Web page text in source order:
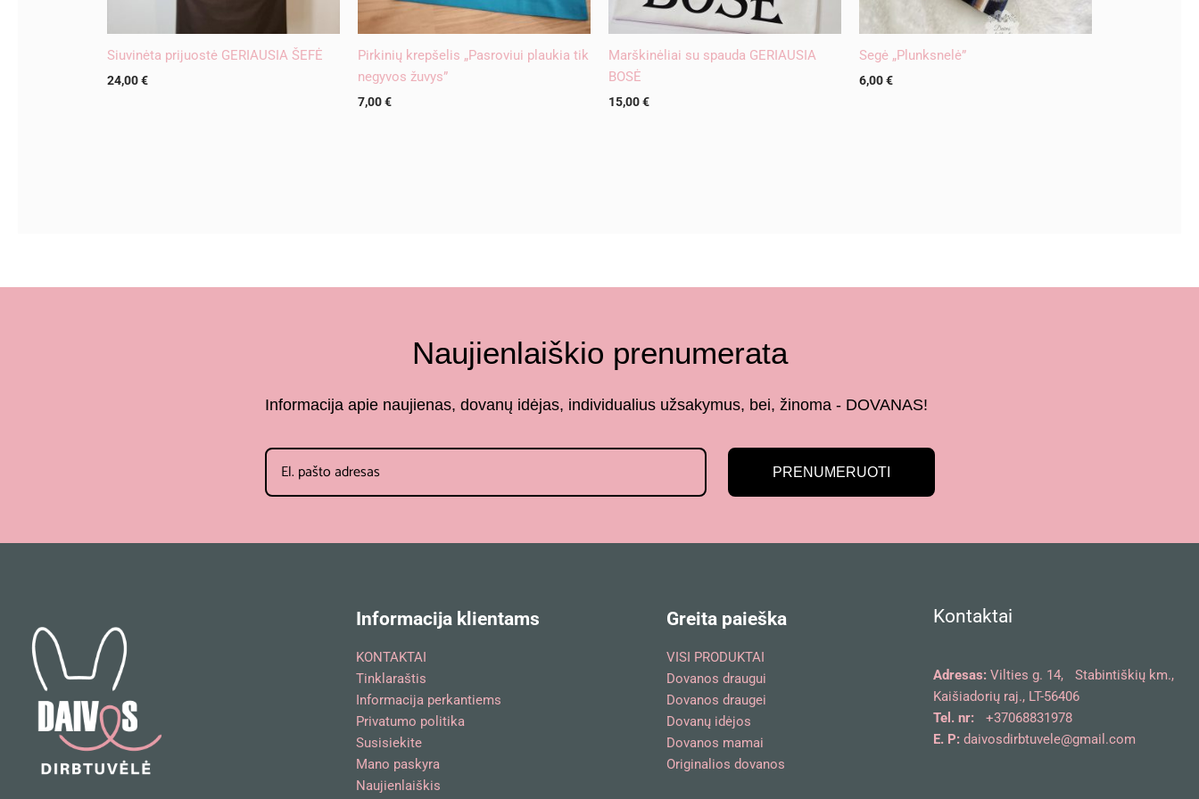
Siuvinėta prijuostė GERIAUSIA ŠEFĖ
24,00€
Pirkinių krepšelis „Pasroviui plaukia tik
negyvos žuvys”
7,00€
Marškinėliai su spauda GERIAUSIA
BOSĖ
15,00€
Segė „Plunksnelė”
6,00€
Naujienlaiškio prenumerata
Informacija apie naujienas, dovanų idėjas, individualius užsakymus, bei, žinoma - DOVANAS!
PRENUMERUOTI
Informacija klientams
KONTAKTAI
Tinklaraštis
Informacija perkantiems
Privatumo politika
Susisiekite
Mano paskyra
Naujienlaiškis
Greita paieška
VISI PRODUKTAI
Dovanos draugui
Dovanos draugei
Dovanų idėjos
Dovanos mamai
Originalios dovanos
Kontaktai
Adresas:Vilties g. 14, Stabintiškių km.,
Kaišiadorių raj., LT-56406
Tel. nr:
+37068831978
E. P: daivosdirbtuvele@gmail.com